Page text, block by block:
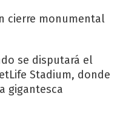
cierre monumental
se disputará el
Stadium, donde
gigantesca